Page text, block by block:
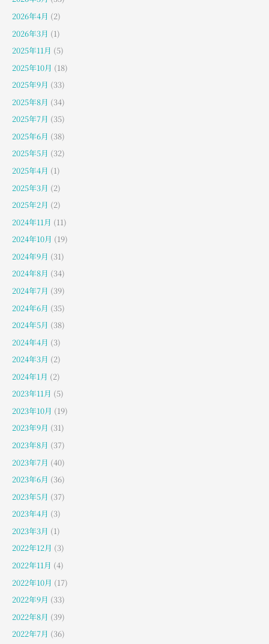
2026年4月 (2)
2026年3月 (1)
2025年11月 (5)
2025年10月 (18)
2025年9月 (33)
2025年8月 (34)
2025年7月 (35)
2025年6月 (38)
2025年5月 (32)
2025年4月 (1)
2025年3月 (2)
2025年2月 (2)
2024年11月 (11)
2024年10月 (19)
2024年9月 (31)
2024年8月 (34)
2024年7月 (39)
2024年6月 (35)
2024年5月 (38)
2024年4月 (3)
2024年3月 (2)
2024年1月 (2)
2023年11月 (5)
2023年10月 (19)
2023年9月 (31)
2023年8月 (37)
2023年7月 (40)
2023年6月 (36)
2023年5月 (37)
2023年4月 (3)
2023年3月 (1)
2022年12月 (3)
2022年11月 (4)
2022年10月 (17)
2022年9月 (33)
2022年8月 (39)
2022年7月 (36)